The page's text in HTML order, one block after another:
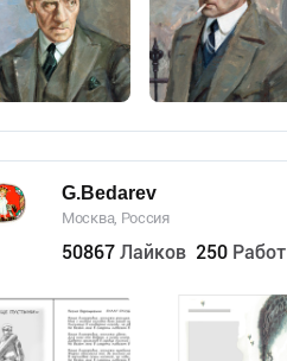
G.Bedarev
Москва, Россия
50867 Лайков 250 Работ